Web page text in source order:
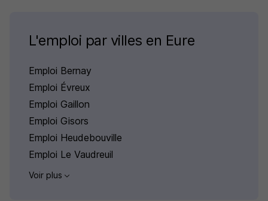
L'emploi par villes en Eure
Emploi Bernay
Emploi Évreux
Emploi Gaillon
Emploi Gisors
Emploi Heudebouville
Emploi Le Vaudreuil
Voir plus